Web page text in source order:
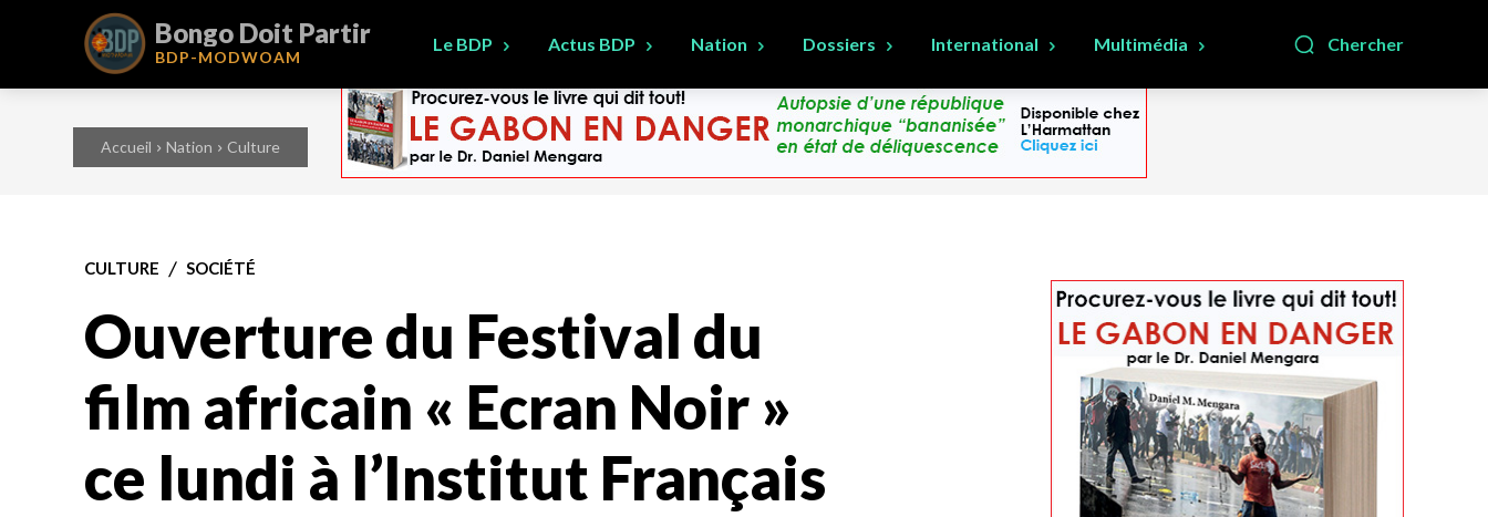
Bongo Doit Partir
BDP-MODWOAM
Chercher
Le BDP Actus BDP Nation Dossiers International Multimédia
Accueil Nation Culture
CULTURE SOCIÉTÉ
Ouverture du Festival du
film africain « Ecran Noir »
ce lundi à l’Institut Français